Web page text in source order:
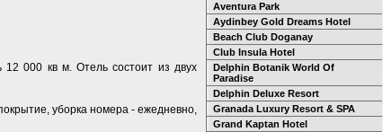
000 кв м. Отель состоит из двух
уборка номера - ежедневно,
Aventura Park
Aydinbey Gold Dreams Hotel
Beach Club Doganay
Club Insula Hotel
Delphin Botanik World Of
Paradise
Delphin Deluxe Resort
Granada Luxury Resort & SPA
Grand Kaptan Hotel